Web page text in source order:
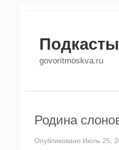
govoritmoskva.ru
Родина
Опубликовано Июль 25,